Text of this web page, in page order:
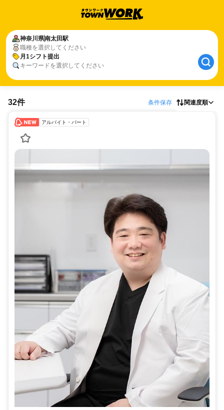
神奈川県南太田駅
職種を選択してください
月1シフト提出
キーワードを選択してください
32件 条件保存 関連度順
アルバイト・パート